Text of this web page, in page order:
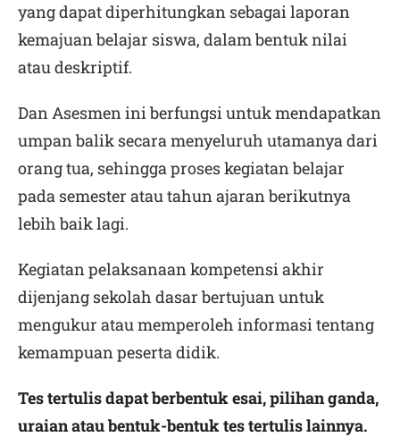
yang dapat diperhitungkan sebagai laporan
kemajuan belajar siswa, dalam bentuk nilai
atau deskriptif.
Dan Asesmen ini berfungsi untuk mendapatkan
umpan balik secara menyeluruh utamanya dari
orang tua, sehingga proses kegiatan belajar
pada semester atau tahun ajaran berikutnya
lebih baik lagi.
Kegiatan pelaksanaan kompetensi akhir
dijenjang sekolah dasar bertujuan untuk
mengukur atau memperoleh informasi tentang
kemampuan peserta didik.
Tes tertulis dapat berbentuk esai, pilihan ganda,
uraian atau bentuk-bentuk tes tertulis lainnya.